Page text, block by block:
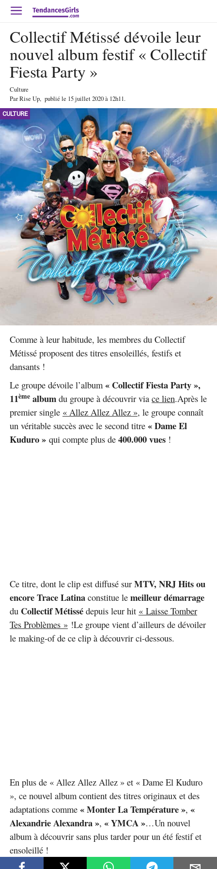
Collectif Métissé dévoile leur
nouvel album festif « Collectif
Fiesta Party »
Culture
ParRise Up, publié le 15 juillet 2020à 12h11.
CULTURE
Comme à leur habitude, les membres du Collectif
Métissé proposent des titres ensoleillés, festifs et
dansants !
Le groupe dévoile l’album « Collectif Fiesta Party »,
11ème album du groupe à découvrir via ce lien.Après le
premier single « Allez Allez Allez », le groupe connaît
un véritable succès avec le second titre « Dame El
Kuduro » qui compte plus de 400.000 vues !
Ce titre, dont le clip est diffusé sur MTV, NRJ Hits ou
encore Trace Latina constitue le meilleur démarrage
du Collectif Métissé depuis leur hit « Laisse Tomber
Tes Problèmes » !Le groupe vient d’ailleurs de dévoiler
le making-of de ce clip à découvrir ci-dessous.
En plus de « Allez Allez Allez » et « Dame El Kuduro
», ce nouvel album contient des titres originaux et des
adaptations comme « Monter La Température », «
Alexandrie Alexandra », « YMCA »…Un nouvel
album à découvrir sans plus tarder pour un été festif et
ensoleillé !